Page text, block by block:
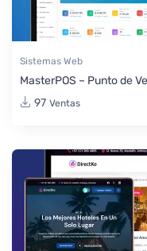
Sistemas Web
MasterPOS – Punto de
97 Ventas